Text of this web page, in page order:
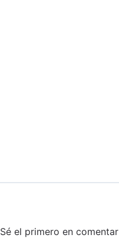
Sé el primero en comentar